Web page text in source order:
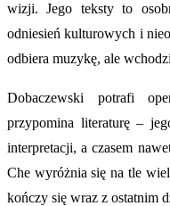
wizji. Jego teksty to
odniesień kulturowych i
odbiera muzykę, ale
Dobaczewski potrafi
przypomina literaturę –
interpretacji, a czasem
Che wyróżnia się na tle
kończy się wraz z ostatnim